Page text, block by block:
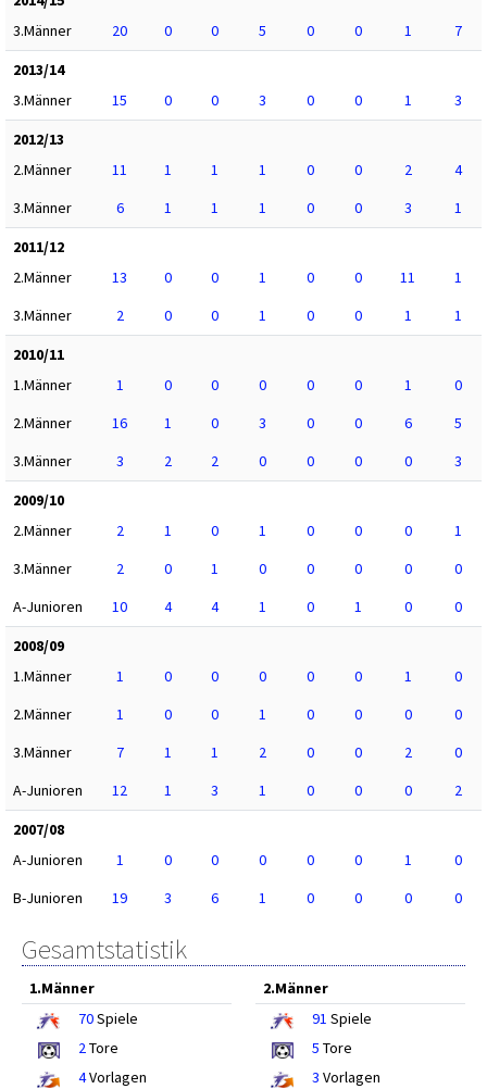
3.Männer
20 0 0 5 0 0 1
7
2013/14
3.Männer
15 0 0 3 0 0 1
3
2012/13
2.Männer
11 1 1 1 0 0 2
4
3.Männer
6 1 1 1 0 0 3
1
2011/12
2.Männer
13 0 0 1 0 0 11
1
3.Männer
2 0 0 1 0 0 1
1
2010/11
1.Männer
1 0 0 0 0 0 1
0
2.Männer
16 1 0 3 0 0 6
5
3.Männer
3 2 2 0 0 0 0
3
2009/10
2.Männer
2 1 0 1 0 0 0
1
3.Männer
2 0 1 0 0 0 0
0
A-Junioren
10 4 4 1 0 1 0
0
2008/09
1.Männer
1 0 0 0 0 0 1
0
2.Männer
1 0 0 1 0 0 0
0
3.Männer
7 1 1 2 0 0 2
0
A-Junioren
12 1 3 1 0 0 0
2
2007/08
A-Junioren
1 0 0 0 0 0 1
0
B-Junioren
19 3 6 1 0 0 0 0
Gesamtstatistik
1.Männer
70Spiele
2Tore
4Vorlagen
2.Männer
91 Spiele
5 Tore
3 Vorlagen